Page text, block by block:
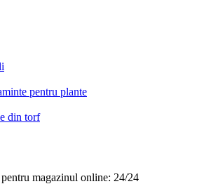
pentru plante
din torf
magazinul online: 24/24